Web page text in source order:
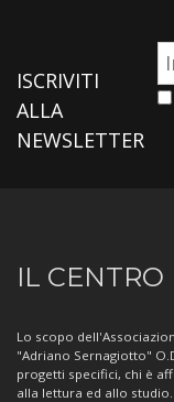
ISCRIVITI
ALLA
NEWSLETTER
sul
Centro
IL CENTRO
Lo scopo
"Adriano Sernagiotto"
progetti specifici, chi è
alla lettura ed allo studio.